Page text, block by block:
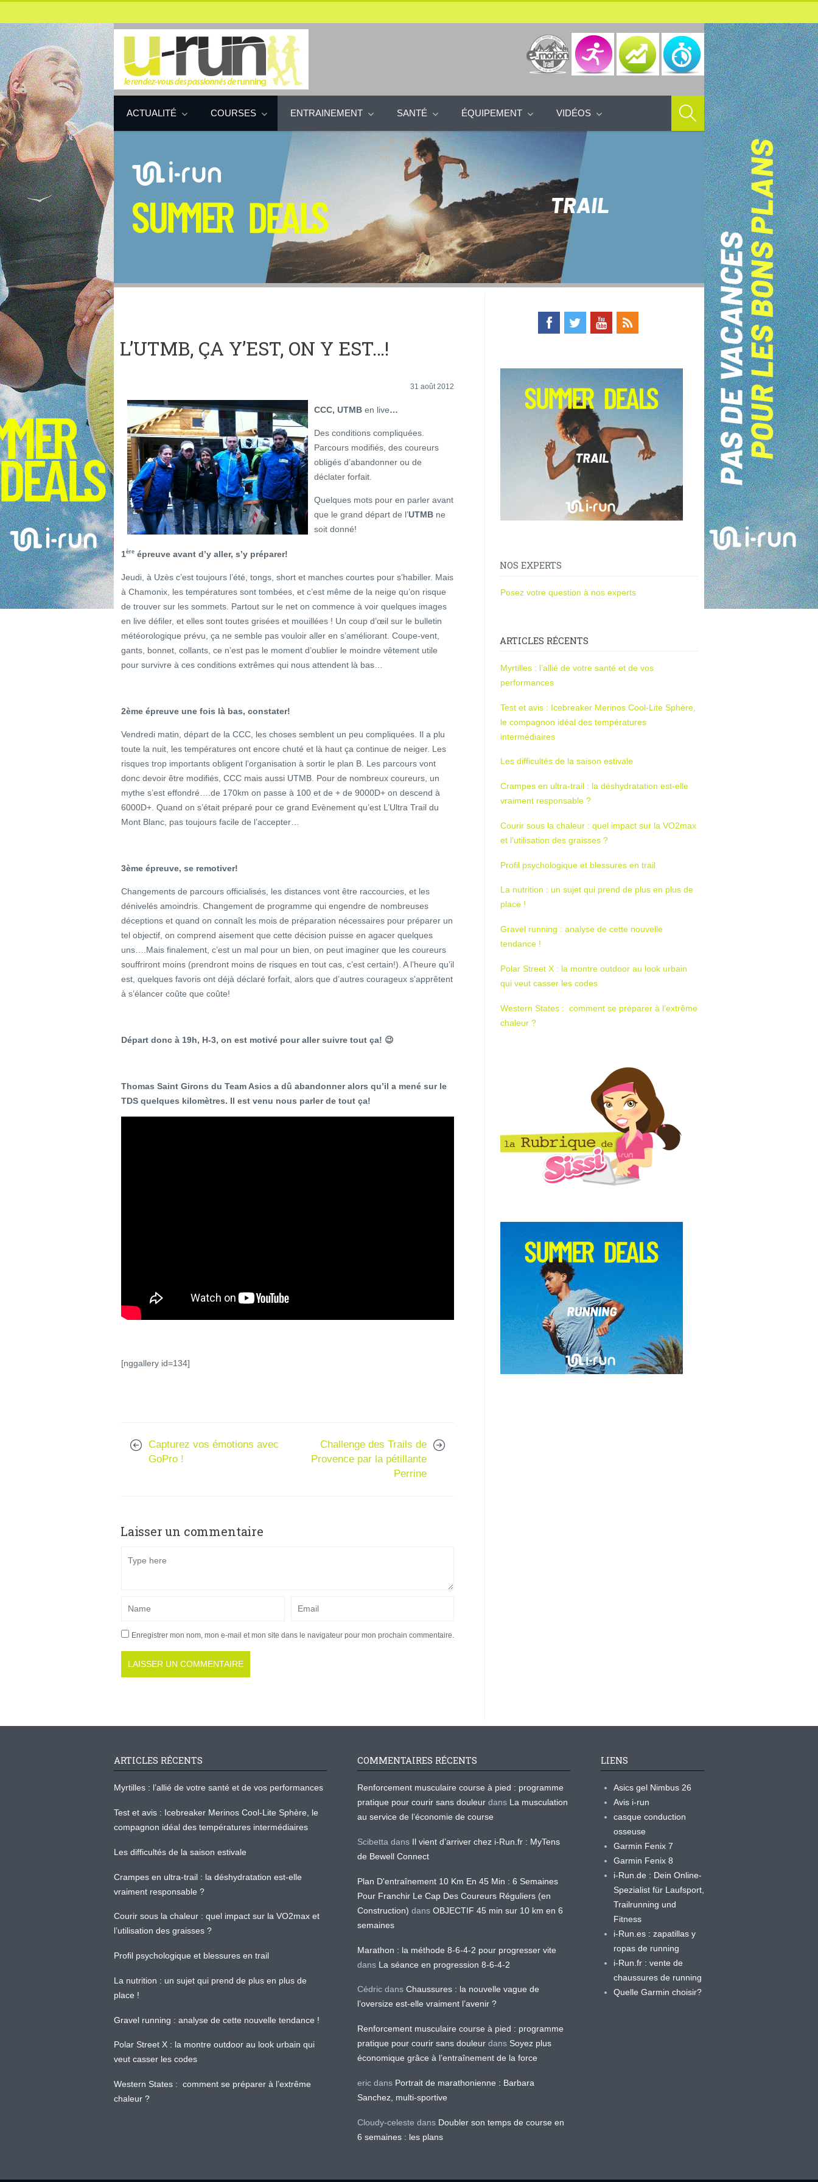
ACTUALITÉ COURSES ENTRAINEMENT SANTÉ ÉQUIPEMENT VIDÉOS
L’UTMB, ÇA Y’EST, ON Y EST…!
31 août 2012
CCC, UTMB en live…
Des conditions compliquées.
Parcours modifiés, des coureurs
obligés d’abandonner ou de
déclater forfait.
Quelques mots pour en parler avant
que le grand départ de l’UTMB ne
soit donné!
1ère épreuve avant d’y aller, s’y préparer!
Jeudi, à Uzès c’est toujours l’été, tongs, short et manches courtes pour s’habiller. Mais
à Chamonix, les températures sont tombées, et c’est même de la neige qu’on risque
de trouver sur les sommets. Partout sur le net on commence à voir quelques images
en live défiler, et elles sont toutes grisées et mouillées ! Un coup d’œil sur le bulletin
météorologique prévu, ça ne semble pas vouloir aller en s’améliorant. Coupe-vent,
gants, bonnet, collants, ce n’est pas le moment d’oublier le moindre vêtement utile
pour survivre à ces conditions extrêmes qui nous attendent là bas…
2ème épreuve une fois là bas, constater!
Vendredi matin, départ de la CCC, les choses semblent un peu compliquées. Il a plu
toute la nuit, les températures ont encore chuté et là haut ça continue de neiger. Les
risques trop importants obligent l’organisation à sortir le plan B. Les parcours vont
donc devoir être modifiés, CCC mais aussi UTMB. Pour de nombreux coureurs, un
mythe s’est effondré….de 170km on passe à 100 et de + de 9000D+ on descend à
6000D+. Quand on s’était préparé pour ce grand Evènement qu’est L’Ultra Trail du
Mont Blanc, pas toujours facile de l’accepter…
3ème épreuve, se remotiver!
Changements de parcours officialisés, les distances vont être raccourcies, et les
dénivelés amoindris. Changement de programme qui engendre de nombreuses
déceptions et quand on connaît les mois de préparation nécessaires pour préparer un
tel objectif, on comprend aisement que cette décision puisse en agacer quelques
uns….Mais finalement, c’est un mal pour un bien, on peut imaginer que les coureurs
souffriront moins (prendront moins de risques en tout cas, c’est certain!). A l’heure qu’il
est, quelques favoris ont déjà déclaré forfait, alors que d’autres courageux s’apprêtent
à s’élancer coûte que coûte!
Départ donc à 19h, H-3, on est motivé pour aller suivre tout ça! 😉
Thomas Saint Girons du Team Asics a dû abandonner alors qu’il a mené sur le
TDS quelques kilomètres. Il est venu nous parler de tout ça!
[nggallery id=134]
Capturez vos émotions avec
GoPro !
Challenge des Trails de
Provence par la pétillante
Perrine
Laisser un commentaire
Enregistrer mon nom, mon e-mail et mon site dans le navigateur pour mon prochain commentaire.
NOS EXPERTS
Posez votre question à nos experts
ARTICLES RÉCENTS
Myrtilles : l’allié de votre santé et de vos
performances
Test et avis : Icebreaker Merinos Cool-Lite Sphère,
le compagnon idéal des températures
intermédiaires
Les difficultés de la saison estivale
Crampes en ultra-trail : la déshydratation est-elle
vraiment responsable ?
Courir sous la chaleur : quel impact sur la VO2max
et l’utilisation des graisses ?
Profil psychologique et blessures en trail
La nutrition : un sujet qui prend de plus en plus de
place !
Gravel running : analyse de cette nouvelle
tendance !
Polar Street X : la montre outdoor au look urbain
qui veut casser les codes
Western States : comment se préparer à l’extrême
chaleur ?
ARTICLES RÉCENTS
Myrtilles : l’allié de votre santé et de vos performances
Test et avis : Icebreaker Merinos Cool-Lite Sphère, le
compagnon idéal des températures intermédiaires
Les difficultés de la saison estivale
Crampes en ultra-trail : la déshydratation est-elle
vraiment responsable ?
Courir sous la chaleur : quel impact sur la VO2max et
l’utilisation des graisses ?
Profil psychologique et blessures en trail
La nutrition : un sujet qui prend de plus en plus de
place !
Gravel running : analyse de cette nouvelle tendance !
Polar Street X : la montre outdoor au look urbain qui
veut casser les codes
Western States : comment se préparer à l’extrême
chaleur ?
COMMENTAIRES RÉCENTS
Renforcement musculaire course à pied : programme
pratique pour courir sans douleur dans La musculation
au service de l’économie de course
Scibetta dans Il vient d’arriver chez i-Run.fr : MyTens
de Bewell Connect
Plan D'entraînement 10 Km En 45 Min : 6 Semaines
Pour Franchir Le Cap Des Coureurs Réguliers (en
Construction) dans OBJECTIF 45 min sur 10 km en 6
semaines
Marathon : la méthode 8-6-4-2 pour progresser vite
dans La séance en progression 8-6-4-2
Cédric dans Chaussures : la nouvelle vague de
l’oversize est-elle vraiment l’avenir ?
Renforcement musculaire course à pied : programme
pratique pour courir sans douleur dans Soyez plus
économique grâce à l’entraînement de la force
eric dans Portrait de marathonienne : Barbara
Sanchez, multi-sportive
Cloudy-celeste dans Doubler son temps de course en
6 semaines : les plans
LIENS
Asics gel Nimbus 26
Avis i-run
casque conduction
osseuse
Garmin Fenix 7
Garmin Fenix 8
i-Run.de : Dein Online-
Spezialist für Laufsport,
Trailrunning und
Fitness
i-Run.es : zapatillas y
ropas de running
i-Run.fr : vente de
chaussures de running
Quelle Garmin choisir?